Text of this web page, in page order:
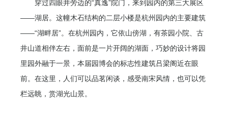
穿过四眼井旁边的“真逸”院门，来到园内的第三大展区
——湖居。这幢木石结构的二层小楼是杭州园内的主要建筑
——“湖畔居”。在杭州园内，它依山傍湖，有茶园小院、古
井山道相伴左右，面前是一片开阔的湖面，巧妙的设计将园
里园外融于一景，本届园博会的标志性建筑吕梁阁近在眼
前。在这里，人们可以品茗闲谈，感受南宋风情，也可以凭
栏远眺，赏湖光山景。